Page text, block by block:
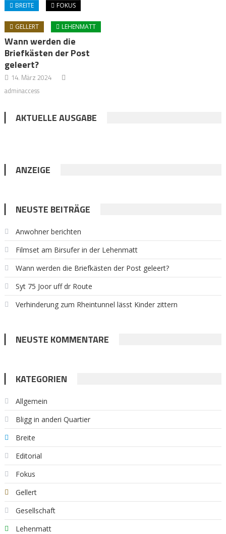
BREITE FOKUS
GELLERT LEHENMATT
Wann werden die
Briefkästen der Post
geleert?
14. März 2024
adminaccess
AKTUELLE AUSGABE
ANZEIGE
NEUSTE BEITRÄGE
Anwohner berichten
Filmset am Birsufer in der Lehenmatt
Wann werden die Briefkästen der Post geleert?
Syt 75 Joor uff dr Route
Verhinderung zum Rheintunnel lässt Kinder zittern
NEUSTE KOMMENTARE
KATEGORIEN
Allgemein
Bligg in anderi Quartier
Breite
Editorial
Fokus
Gellert
Gesellschaft
Lehenmatt